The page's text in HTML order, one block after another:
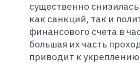
существенно
как санкций, так и
финансового счета в
большая их часть
приводит к укреплению